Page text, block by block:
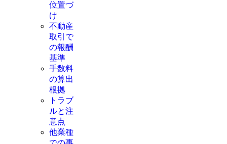
位置づ
け
不動産
取引で
の報酬
基準
手数料
の算出
根拠
トラブ
ルと注
意点
他業種